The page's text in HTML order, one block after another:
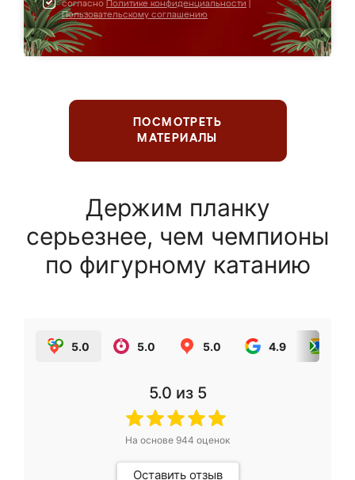
согласно Политике конфиденциальности
Пользовательскому соглашению
ПОСМОТРЕТЬ
МАТЕРИАЛЫ
Держим планку
серьезнее, чем чемпионы
по фигурному катанию
5.0 5.0 5.0 4.9
5.0 из 5
На основе 944 оценок
Оставить отзыв